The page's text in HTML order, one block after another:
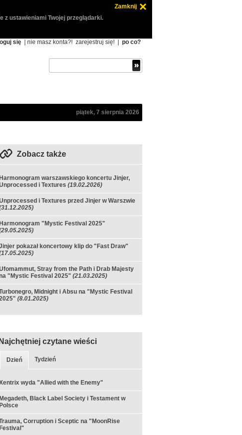
Zamknij
z ustawieniami Twojej przeglądarki.
się | nie masz konta?! zarejestruj się! po co?
piątek, 7 sierpnia 2026
Zobacz także
Harmonogram warszawskiego koncertu Jinjer,
i Textures (19.02.2026)
i Textures przed Jinjer w Warszwie
Harmonogram "Mystic Festival 2025"
pokazał koncertowy klip do "Fast Draw"
Stray from the Path i Drab Majesty
"Mystic Festival 2025" (21.03.2025)
Midnight i Absu na "Mystic Festival
(8.01.2025)
Najchętniej czytane wieści
Dzień Tydzień
wyda "Allied with the Enemy"
Megadeth, Black Label Society i Testament w
Polsce
Corruption i Sceptic na "MoonRise
Festival"